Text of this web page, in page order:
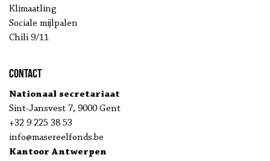
Klimaatling
Sociale mijlpalen
Chili 9/11
Contact
Nationaal secretariaat
Sint-Jansvest 7, 9000 Gent
+32 9 225 38 53
info@masereelfonds.be
Kantoor Antwerpen